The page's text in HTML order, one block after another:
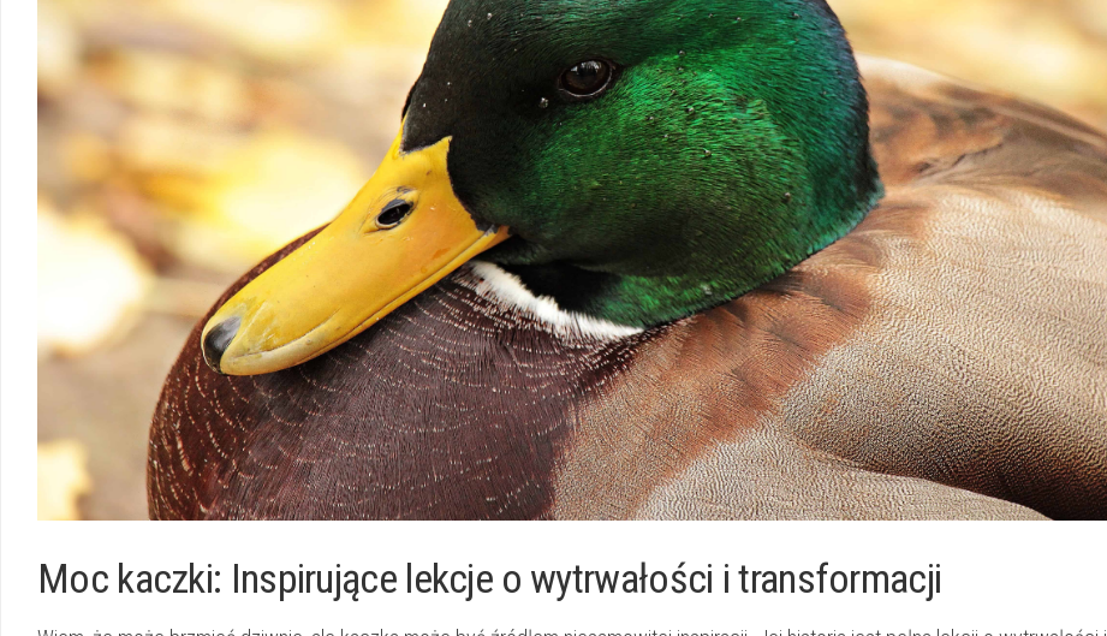
Moc kaczki: Inspirujące lekcje o ⁢wytrwałości i transformacji